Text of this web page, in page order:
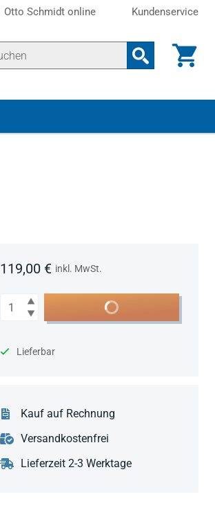
Otto Schmidt online Kundenservice
119,00 € inkl. MwSt.
Anzahl In den Warenkorb
Lieferbar
Kauf auf Rechnung
Versandkostenfrei
Lieferzeit 2-3 Werktage